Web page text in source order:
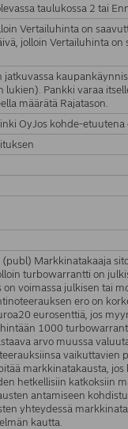
taulukossa 2 tai
Vertailuhinta on
jolloin Vertailuhinta on
Pankki varaa
määrätä Rajatason.
OyJos kohde-
Markkinatakaaja
turbowarrantti on
voimassa julkisen tai
ero on
eurosenttiä, jos
1000
arvo muussa
vaikuttavien
markkinatakausta,
hetkellisiin katkoksiin
antamiseen
yhteydessä
kautta.